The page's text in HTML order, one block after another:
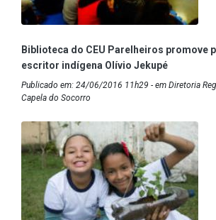
Biblioteca do CEU Parelheiros promove
escritor indígena Olívio Jekupé
Publicado em: 24/06/2016 11h29 - em Diretoria
Capela do Socorro